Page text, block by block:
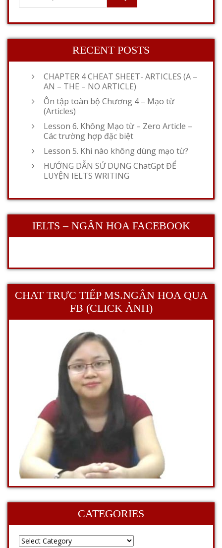
RECENT POSTS
CHAPTER 4 CHEAT SHEET- ARTICLES (A –
AN – THE – NO ARTICLE)
Ôn tập toàn bộ Chương 4 – Mạo từ
(Articles)
Lesson 6. Không Mạo từ – Zero Article –
Các trường hợp đặc biệt
Lesson 5. Khi nào không dùng mạo từ?
HƯỚNG DẪN SỬ DỤNG ChatGpt ĐỂ
LUYỆN IELTS WRITING
IELTS – NGÂN HOA FACEBOOK
CHAT TRỰC TIẾP MS.NGÂN HOA QUA
FB (CLICK ẢNH)
CATEGORIES